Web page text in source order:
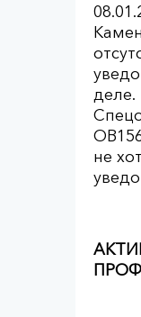
деле.
не